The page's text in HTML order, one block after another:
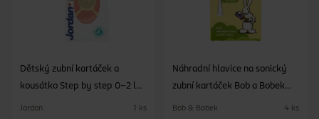
Dětský zubní kartáček a
kousátko Step by step 0–2 let,
Jordan 1 ks
Náhradní hlavice na sonický
zubní kartáček Bob a Bobek
Bob & Bobek 4 ks